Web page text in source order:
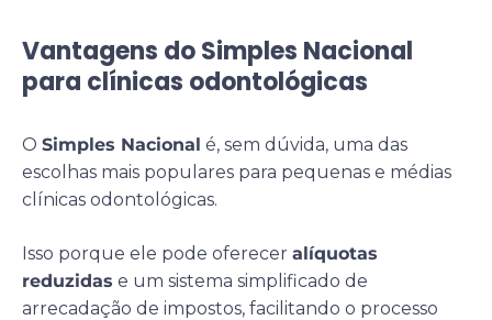
Vantagens do Simples Nacional
para clínicas odontológicas
O Simples Nacional é, sem dúvida, uma das
escolhas mais populares para pequenas e médias
clínicas odontológicas.
Isso porque ele pode oferecer alíquotas
reduzidas e um sistema simplificado de
arrecadação de impostos, facilitando o processo